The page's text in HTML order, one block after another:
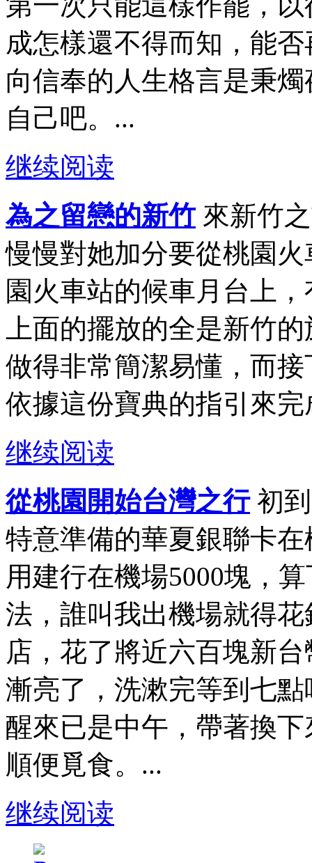
成怎樣還不得而知，能
向信奉的人生格言是秉
自己吧。...
继续阅读
為之留戀的新竹 來新竹
慢慢對她加分要從桃園
園火車站的候車月台上
上面的擺放的全是新竹
做得非常簡潔易懂，而
依據這份寶典的指引來完
继续阅读
從桃園開始台灣之行初到
特意準備的華夏銀聯卡
用建行在機場5000塊，
法，誰叫我出機場就得
店，花了將近六百塊新
漸亮了，洗漱完等到七
醒來已是中午，帶著換
順便覓食。...
继续阅读